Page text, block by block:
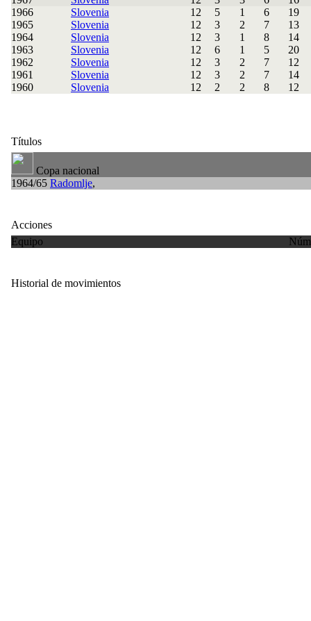
1966
Slovenia 12 5 1 6
19
1965
Slovenia 12 3 2 7
13
1964
Slovenia 12 3 1 8
14
1963
Slovenia 12 6 1 5
20
1962
Slovenia 12 3 2 7
12
1961
Slovenia 12 3 2 7
14
1960
Slovenia 12 2 2 8 12
Títulos
Copa nacional
1964/65 Radomlje,
Acciones
Equipo
Historial de movimientos